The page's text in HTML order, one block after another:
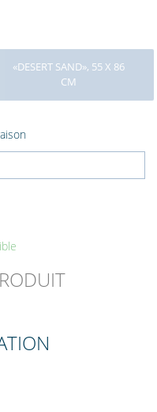
«DESERT SAND», 55 X 86
CM